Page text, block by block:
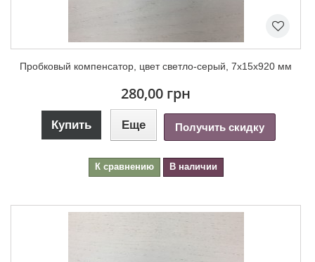
Пробковый компенсатор, цвет светло-серый, 7х15х920 мм
280,00 грн
Купить Еще Получить скидку
К сравнению В наличии